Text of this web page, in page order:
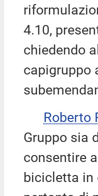
4.10,
chiedendo
capigruppo
Roberto
Gruppo sia
consentire
bicicletta in